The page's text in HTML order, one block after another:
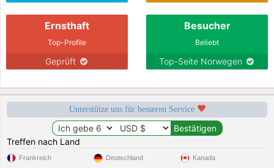
Ernsthaft
Top-Profile
Geprüft
Besucher
Beliebt
Top-Seite Norwegen
Unterstütze uns für besseren Service
Treffen nach Land
Frankreich Deutschland Kanada